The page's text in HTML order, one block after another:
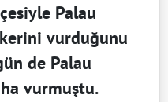
Palau
vurduğunu
de Palau
vurmuştu.